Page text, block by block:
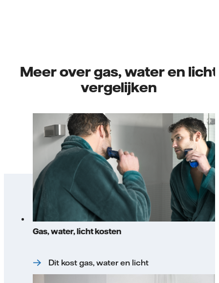
Meer over gas, water en licht
vergelijken
Gas, water, licht kosten
Dit kost gas, water en licht